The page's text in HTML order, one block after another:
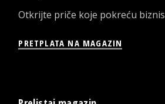
Otkrijte priče koje pokreću biznis
PRETPLATA NA MAGAZIN